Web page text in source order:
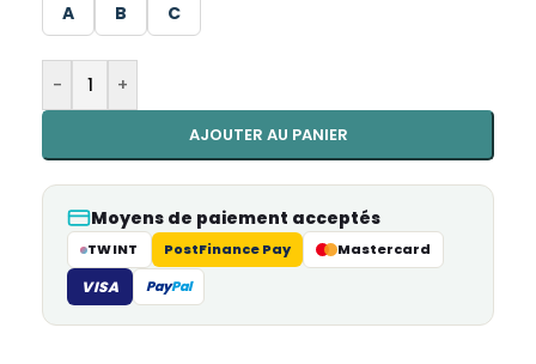
A B C
- +
AJOUTER AU PANIER
Moyens de paiement acceptés
TWINT PostFinance Pay Mastercard
VISA PayPal